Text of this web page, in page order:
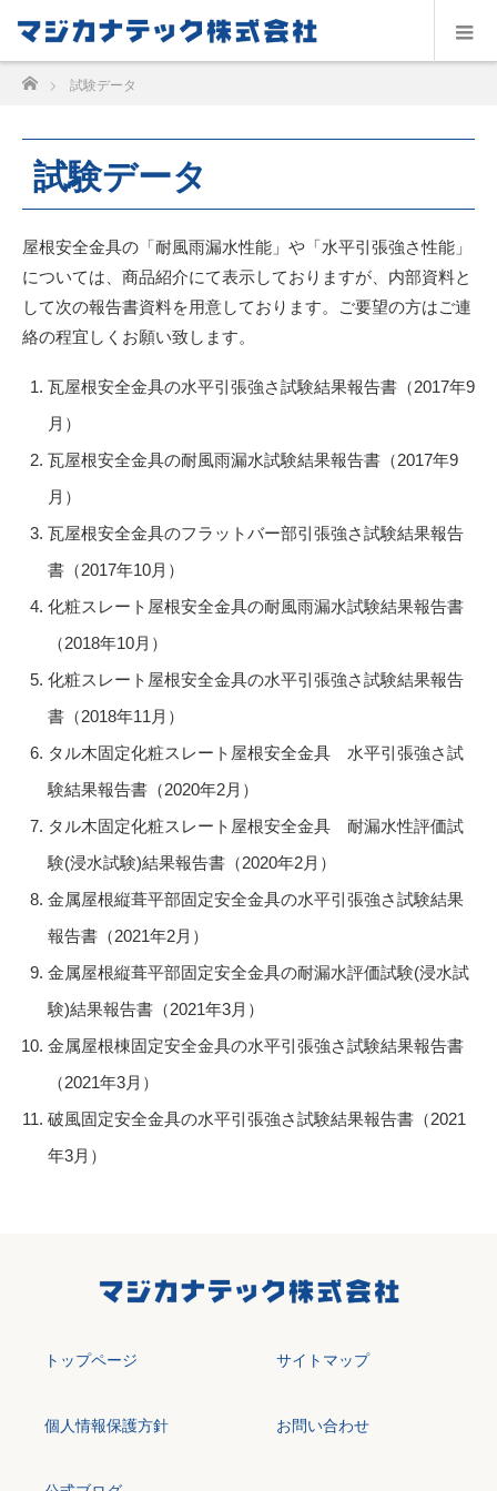
ホーム
試験データ
試験データ
屋根安全金具の「耐風雨漏水性能」や「水平引張強さ性能」
については、商品紹介にて表示しておりますが、内部資料と
して次の報告書資料を用意しております。ご要望の方はご連
絡の程宜しくお願い致します。
瓦屋根安全金具の水平引張強さ試験結果報告書（2017年9
月）
瓦屋根安全金具の耐風雨漏水試験結果報告書（2017年9
月）
瓦屋根安全金具のフラットバー部引張強さ試験結果報告
書（2017年10月）
化粧スレート屋根安全金具の耐風雨漏水試験結果報告書
（2018年10月）
化粧スレート屋根安全金具の水平引張強さ試験結果報告
書（2018年11月）
タル木固定化粧スレート屋根安全金具 水平引張強さ試
験結果報告書（2020年2月）
タル木固定化粧スレート屋根安全金具 耐漏水性評価試
験(浸水試験)結果報告書（2020年2月）
金属屋根縦葺平部固定安全金具の水平引張強さ試験結果
報告書（2021年2月）
金属屋根縦葺平部固定安全金具の耐漏水評価試験(浸水試
験)結果報告書（2021年3月）
金属屋根棟固定安全金具の水平引張強さ試験結果報告書
（2021年3月）
破風固定安全金具の水平引張強さ試験結果報告書（2021
年3月）
トップページ サイトマップ
個人情報保護方針 お問い合わせ